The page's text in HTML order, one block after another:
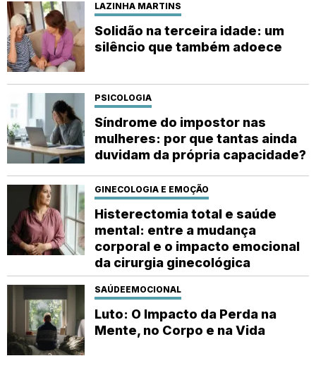
LAZINHA MARTINS
Solidão na terceira idade: um
silêncio que também adoece
PSICOLOGIA
Síndrome do impostor nas
mulheres: por que tantas ainda
duvidam da própria capacidade?
GINECOLOGIA E EMOÇÃO
Histerectomia total e saúde
mental: entre a mudança
corporal e o impacto emocional
da cirurgia ginecológica
SAÚDEEMOCIONAL
Luto: O Impacto da Perda na
Mente, no Corpo e na Vida